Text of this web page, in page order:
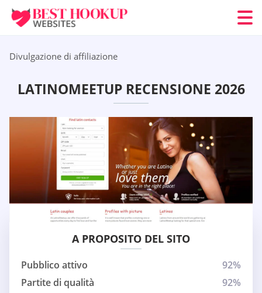
Divulgazione di affiliazione
LATINOMEETUP RECENSIONE 2026
A PROPOSITO DEL SITO
Pubblico attivo
92%
Partite di qualità
92%